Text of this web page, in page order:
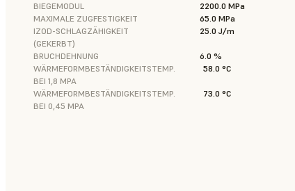
BIEGEMODUL
2200.0 MPa
MAXIMALE ZUGFESTIGKEIT
65.0 MPa
IZOD-SCHLAGZÄHIGKEIT
(GEKERBT)
25.0 J/m
BRUCHDEHNUNG
6.0 %
WÄRMEFORMBESTÄNDIGKEITSTEMP.
BEI 1,8 MPA
58.0 °C
WÄRMEFORMBESTÄNDIGKEITSTEMP.
BEI 0,45 MPA
73.0 °C